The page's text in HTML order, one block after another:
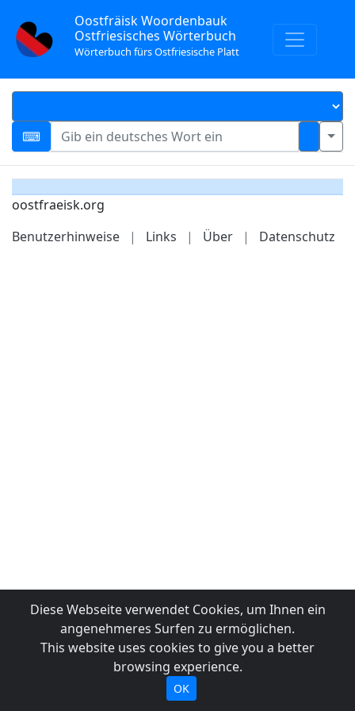
Oostfräisk Woordenbauk
Ostfriesisches Wörterbuch
Wörterbuch fürs Ostfriesische Platt
oostfraeisk.org
Benutzerhinweise
| Links | Über | Datenschutz
Diese Webseite verwendet Cookies, um Ihnen ein
angenehmeres Surfen zu ermöglichen.
This website uses cookies to give you a better
browsing experience.
OK